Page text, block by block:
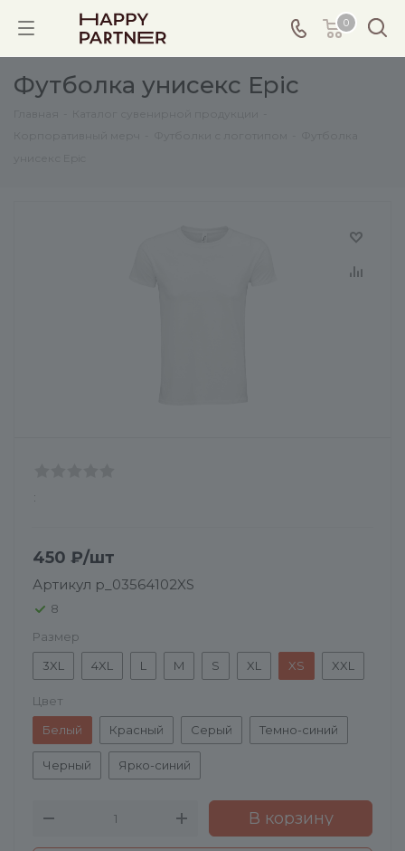
0
Футболка унисекс Epic
:
450 ₽/шт
Артикул p_03564102XS
8
Размер
3XL
4XL L M S XL XS XXL
Цвет
Белый
Красный Серый Темно-синий
Черный Ярко-синий
В корзину